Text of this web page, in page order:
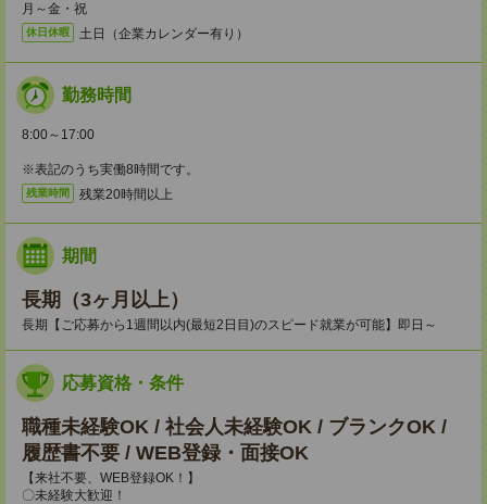
月～金・祝
休日休暇 土日（企業カレンダー有り）
勤務時間
8:00～17:00
※表記のうち実働8時間です。
残業時間 残業20時間以上
期間
長期（3ヶ月以上）
長期【ご応募から1週間以内(最短2日目)のスピード就業が可能】即日～
応募資格・条件
職種未経験OK / 社会人未経験OK / ブランクOK /
履歴書不要 / WEB登録・面接OK
【来社不要、WEB登録OK！】
〇未経験大歓迎！